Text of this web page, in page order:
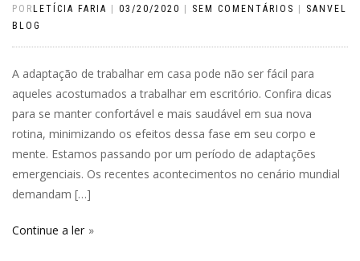
PORLETÍCIA FARIA | 03/20/2020 | SEM COMENTÁRIOS | SANVEL
BLOG
A adaptação de trabalhar em casa pode não ser fácil para
aqueles acostumados a trabalhar em escritório. Confira dicas
para se manter confortável e mais saudável em sua nova
rotina, minimizando os efeitos dessa fase em seu corpo e
mente. Estamos passando por um período de adaptações
emergenciais. Os recentes acontecimentos no cenário mundial
demandam […]
Continue a ler